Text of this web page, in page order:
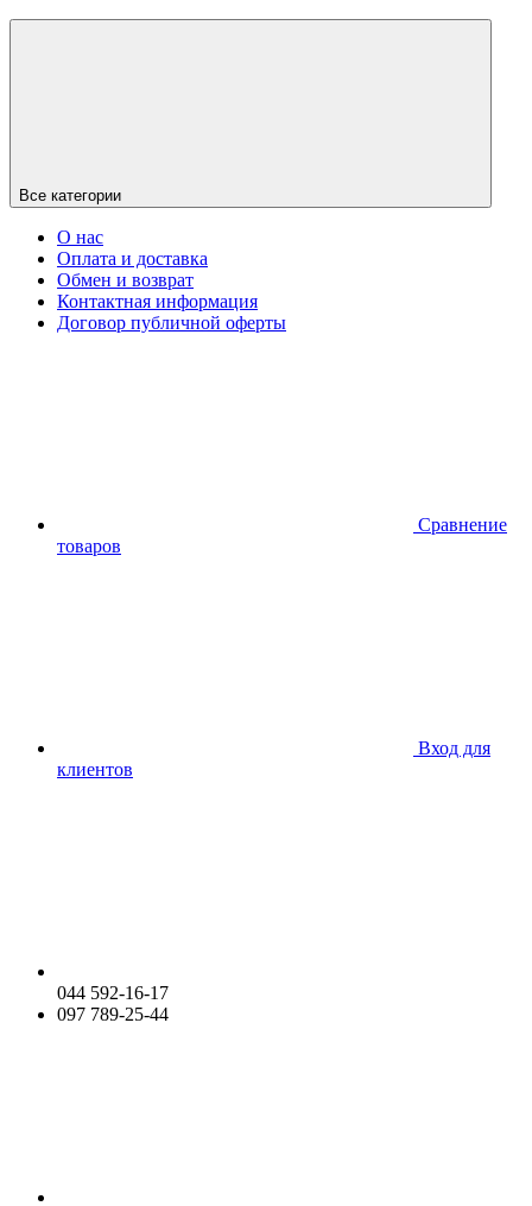
Все категории
О нас
Оплата и доставка
Обмен и возврат
Контактная информация
Договор публичной оферты
Сравнение
товаров
Вход для
клиентов
044 592-16-17
097 789-25-44